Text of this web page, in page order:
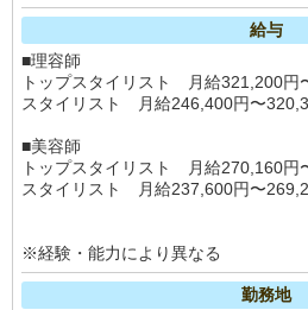
給与
■理容師
トップスタイリスト 月給321,200円
スタイリスト 月給246,400円〜
■美容師
トップスタイリスト 月給270,160円
スタイリスト 月給237,600円〜
※経験・能力により異なる
勤務地